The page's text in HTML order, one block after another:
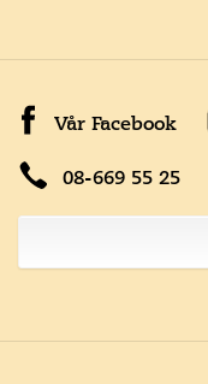
Vår Facebook
08-669 55 25